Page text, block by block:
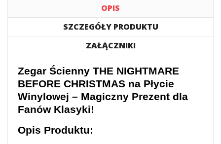
OPIS
SZCZEGÓŁY PRODUKTU
ZAŁĄCZNIKI
Zegar Ścienny THE NIGHTMARE
BEFORE CHRISTMAS na Płycie
Winylowej – Magiczny Prezent dla
Fanów Klasyki!
Opis Produktu: